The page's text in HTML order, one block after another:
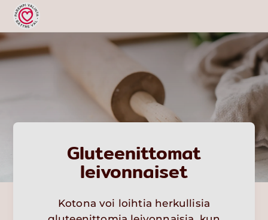
Gluteenittomat
leivonnaiset
Kotona voi loihtia herkullisia